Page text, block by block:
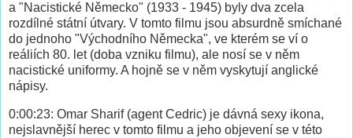
a "Nacistické Německo" (1933 - 1945) byly dva zcela
rozdílné státní útvary. V tomto filmu jsou absurdně smíchané
do jednoho "Východního Německa", ve kterém se ví o
reáliích 80. let (doba vzniku filmu), ale nosí se v něm
nacistické uniformy. A hojně se v něm vyskytují anglické
nápisy.
0:00:23: Omar Sharif (agent Cedric) je dávná sexy ikona,
nejslavnější herec v tomto filmu a jeho objevení se v této